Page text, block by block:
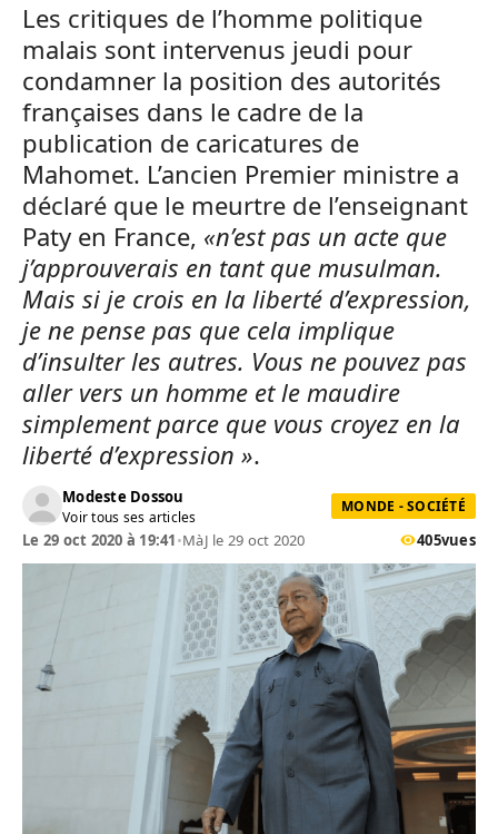
Les critiques de l’homme politique
malais sont intervenus jeudi pour
condamner la position des autorités
françaises dans le cadre de la
publication de caricatures de
Mahomet. L’ancien Premier ministre a
déclaré que le meurtre de l’enseignant
Paty en France, «n’est pas un acte que
j’approuverais en tant que musulman.
Mais si je crois en la liberté d’expression,
je ne pense pas que cela implique
d’insulter les autres. Vous ne pouvez pas
aller vers un homme et le maudire
simplement parce que vous croyez en la
liberté d’expression ».
Modeste Dossou
Voir tous ses articles
MONDE - SOCIÉTÉ
Le 29 oct 2020 à 19:41•MàJ le 29 oct 2020 405vues